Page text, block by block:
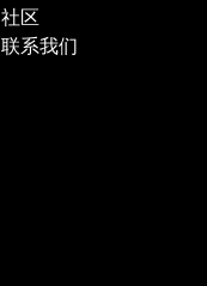
社区
联系我们